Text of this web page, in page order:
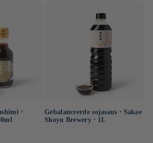
⋅
Gebalanceerde sojasaus ⋅ Sakae
Shoyu Brewery ⋅ 1L